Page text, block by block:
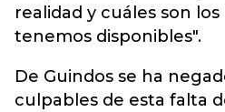
realidad y cuáles son
tenemos disponibles".
De Guindos se ha
culpables de esta falta